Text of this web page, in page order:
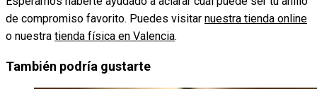
de compromiso favorito. Puedes visitar nuestra tienda online
o nuestra tienda física en Valencia.
También podría gustarte